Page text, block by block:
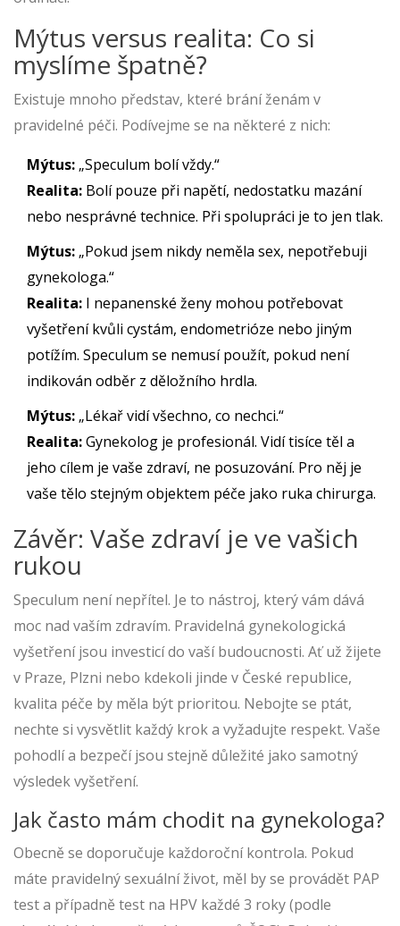
Mýtus versus realita: Co si
myslíme špatně?
Existuje mnoho představ, které brání ženám v
pravidelné péči. Podívejme se na některé z nich:
Mýtus: „Speculum bolí vždy.“
Realita: Bolí pouze při napětí, nedostatku mazání
nebo nesprávné technice. Při spolupráci je to jen tlak.
Mýtus: „Pokud jsem nikdy neměla sex, nepotřebuji
gynekologa.“
Realita: I nepanenské ženy mohou potřebovat
vyšetření kvůli cystám, endometrióze nebo jiným
potížím. Speculum se nemusí použít, pokud není
indikován odběr z děložního hrdla.
Mýtus: „Lékař vidí všechno, co nechci.“
Realita:Gynekolog je profesionál. Vidí tisíce těl a
jeho cílem je vaše zdraví, ne posuzování. Pro něj je
vaše tělo stejným objektem péče jako ruka chirurga.
Závěr: Vaše zdraví je ve vašich
rukou
Speculum není nepřítel. Je to nástroj, který vám dává
moc nad vaším zdravím. Pravidelná gynekologická
vyšetření jsou investicí do vaší budoucnosti. Ať už žijete
v Praze, Plzni nebo kdekoli jinde v České republice,
kvalita péče by měla být prioritou. Nebojte se ptát,
nechte si vysvětlit každý krok a vyžadujte respekt. Vaše
pohodlí a bezpečí jsou stejně důležité jako samotný
výsledek vyšetření.
Jak často mám chodit na gynekologa?
Obecně se doporučuje každoroční kontrola. Pokud
máte pravidelný sexuální život, měl by se provádět PAP
test a případně test na HPV každé 3 roky (podle